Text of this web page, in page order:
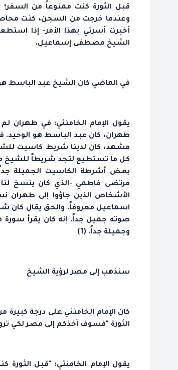
قبل الثورة كنت ممنوعاً من
وعندما خرجت من السجن، كنت محاصراً
أخبرت أسرتي بهذا الأمر- إذا
الشيخ مصطفى إسماعيل.
في الماضي كان الشيخ عبد الباسط
يقول الإمام الخامنئي: في طهران
طهران، كان عبد الباسط هو الوحيد.
مشهد، كان لدينا شريط كاسيت
كل ما تستطيع لتجد شريطاً للشيخ
بعض أشرطة الكاسيت الجميلة
مرتضى فاطمي –الذي كان ينسخ
الأشخاص الذين جاؤوا إلى
اسماعيل معروفاً. والحق يقال كان
صوته جميل جداً. إنه كان يقرأ سورة
وجميلة جداً. (1)
سنذهب إلى مصر لرؤية الشيخ
كان الإمام الخامنئي على درجة
الثورة "فسوف آخذكم إلى مصر لكي
يقول الإمام الخامنئي: "قبل